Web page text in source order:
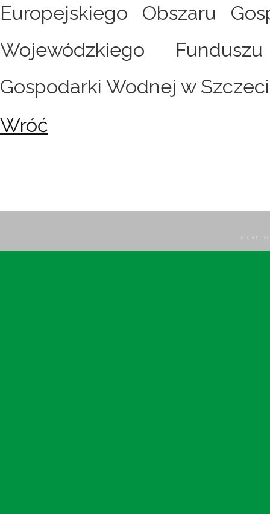
Europejskiego Obszaru
Wojewódzkiego
Gospodarki Wodnej w
Wróć
©